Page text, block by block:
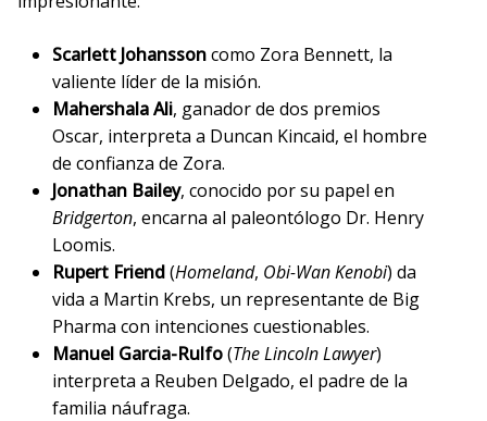
Scarlett Johanssoncomo Zora Bennett, la
valiente líder de la misión.
Mahershala Ali, ganador de dos premios
Oscar, interpreta a Duncan Kincaid, el hombre
de confianza de Zora.
Jonathan Bailey, conocido por su papel en
Bridgerton, encarna al paleontólogo Dr. Henry
Loomis.
Rupert Friend(Homeland, Obi-Wan Kenobi) da
vida a Martin Krebs, un representante de Big
Pharma con intenciones cuestionables.
Manuel Garcia-Rulfo(The Lincoln Lawyer)
interpreta a Reuben Delgado, el padre de la
familia náufraga.